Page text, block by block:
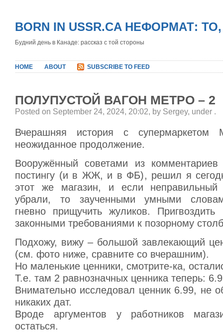
BORN IN USSR.CA НЕФОРМАТ:
Будний день в Канаде: рассказ с той стороны
HOME ABOUT SUBSCRIBE TO FEED
ПОЛУПУСТОЙ ВАГОН МЕТРО – 2
Posted on September 24, 2024, 20:02, by Sergey, under .
Вчерашняя история с супермаркетом
неожиданное продолжение.
Вооружённый советами из
постингу (и в ЖЖ, и в ФБ), решил я
этот же магазин, и если
убрали, то заученными умными
гневно прищучить жуликов. Пригвоздить
законными требованиями к позорному
Подхожу, вижу – большой завлекающий
(см. фото ниже, сравните со вчерашним).
Но маленькие ценники, смотрите-ка,
Т.е. там 2 равнозначных ценника теперь:
Внимательно исследовал ценник 6.99, не
никаких дат.
Вроде аргументов у работников
остаться.